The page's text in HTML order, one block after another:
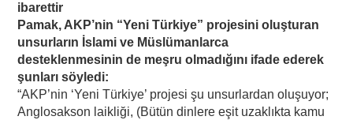
ibarettir
Pamak, AKP’nin “Yeni Türkiye” projesini oluşturan
unsurların İslami ve Müslümanlarca
desteklenmesinin de meşru olmadığını ifade ederek
şunları söyledi:
“AKP’nin ‘Yeni Türkiye’ projesi şu unsurlardan oluşuyor;
Anglosakson laikliği, (Bütün dinlere eşit uzaklıkta kamu